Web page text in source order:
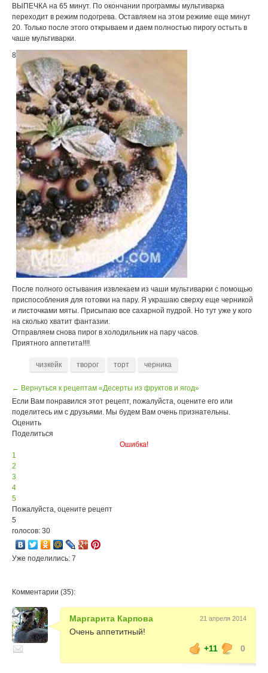
ВЫПЕЧКА на 65 минут. По окончании программы мультиварка
переходит в режим подогрева. Оставляем на этом режиме еще минут
20. Только после этого открываем и даем полностью пирогу остыть в
чаше мультиварки.
8
После полного остывания извлекаем из чаши мультиварки с помощью
приспособления для готовки на пару. Я украшаю сверху еще черникой
и листочками мяты. Присыпаю все сахарной пудрой. Но тут уже у кого
на сколько хватит фантазии.
Отправляем снова пирог в холодильник на пару часов.
Приятного аппетита!!!!
чизкейк творог торт черника
← Вернуться к рецептам «Десерты из фруктов и ягод»
Если Вам понравился этот рецепт, пожалуйста, оцените его или
поделитесь им с друзьями. Мы будем Вам очень признательны.
Оценить
Поделиться
Ошибка!
1
2
3
4
5
Пожалуйста, оцените рецепт
5
голосов: 30
Уже поделились: 7
Комментарии (35):
Маргарита Карпова 21 апреля 2014
Очень аппетитный!
+11
0